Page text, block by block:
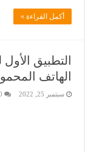
أكمل القراءة »
التطبيق
الهاتف
سبتمبر 25, 2022